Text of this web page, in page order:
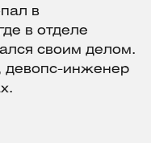
в
в отделе
своим делом.
девопс-инженер